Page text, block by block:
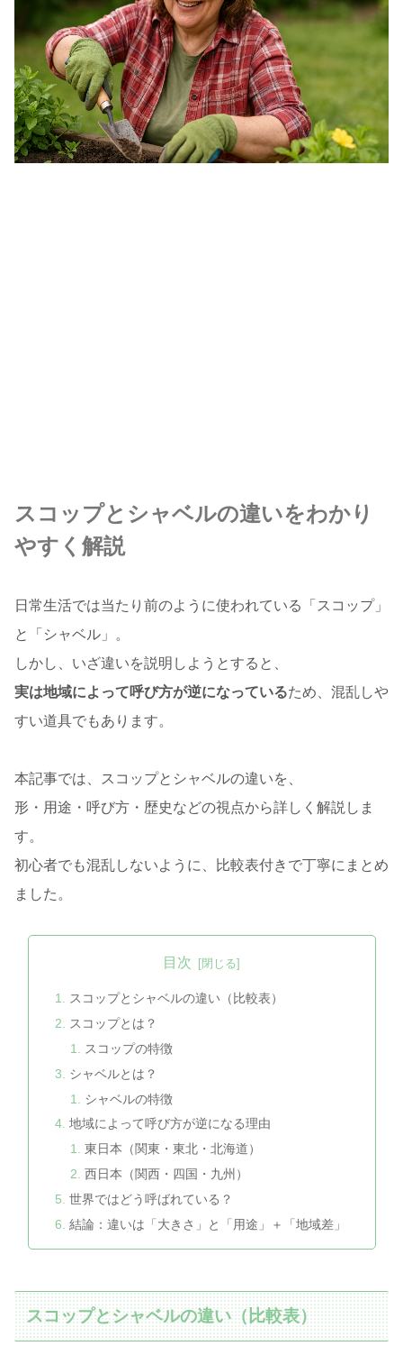
スコップとシャベルの違いをわかり
やすく解説
日常生活では当たり前のように使われている「スコップ」
と「シャベル」。
しかし、いざ違いを説明しようとすると、
実は地域によって呼び方が逆になっているため、混乱しや
すい道具でもあります。
本記事では、スコップとシャベルの違いを、
形・用途・呼び方・歴史などの視点から詳しく解説しま
す。
初心者でも混乱しないように、比較表付きで丁寧にまとめ
ました。
目次
スコップとシャベルの違い（比較表）
スコップとは？
スコップの特徴
シャベルとは？
シャベルの特徴
地域によって呼び方が逆になる理由
東日本（関東・東北・北海道）
西日本（関西・四国・九州）
世界ではどう呼ばれている？
結論：違いは「大きさ」と「用途」＋「地域差」
スコップとシャベルの違い（比較表）